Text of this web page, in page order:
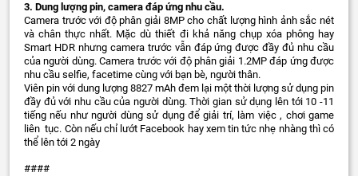
3. Dung lượng pin, camera đáp ứng nhu cầu.
Camera trước với độ phân giải 8MP cho chất lượng hình ảnh sắc nét
và chân thực nhất. Mặc dù thiết đi khả năng chụp xóa phông hay
Smart HDR nhưng camera trước vẫn đáp ứng được đầy đủ nhu cầu
của người dùng. Camera trước với độ phân giải 1.2MP đáp ứng được
nhu cầu selfie, facetime cùng với bạn bè, người thân.
Viên pin với dung lượng 8827 mAh đem lại một thời lượng sử dụng pin
đầy đủ với nhu cầu của người dùng. Thời gian sử dụng lên tới 10 -11
tiếng nếu như người dùng sử dụng để giải trí, làm việc , chơi game
liên tục. Còn nếu chỉ lướt Facebook hay xem tin tức nhẹ nhàng thì có
thể lên tới 2 ngày
####